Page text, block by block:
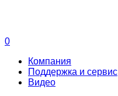
0
Компания
Поддержка и сервис
Видео